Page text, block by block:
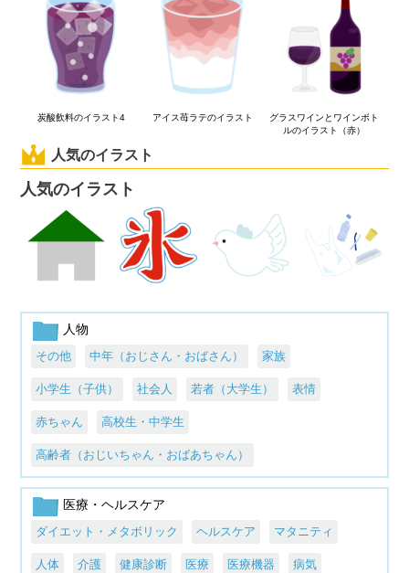
炭酸飲料のイラスト4 アイス苺ラテのイラスト
グラスワインとワインボト
ルのイラスト（赤）
人気のイラスト
人気のイラスト
人物
その他 中年（おじさん・おばさん） 家族
小学生（子供） 社会人 若者（大学生） 表情
赤ちゃん 高校生・中学生
高齢者（おじいちゃん・おばあちゃん）
医療・ヘルスケア
ダイエット・メタボリック ヘルスケア マタニティ
人体 介護 健康診断 医療 医療機器 病気